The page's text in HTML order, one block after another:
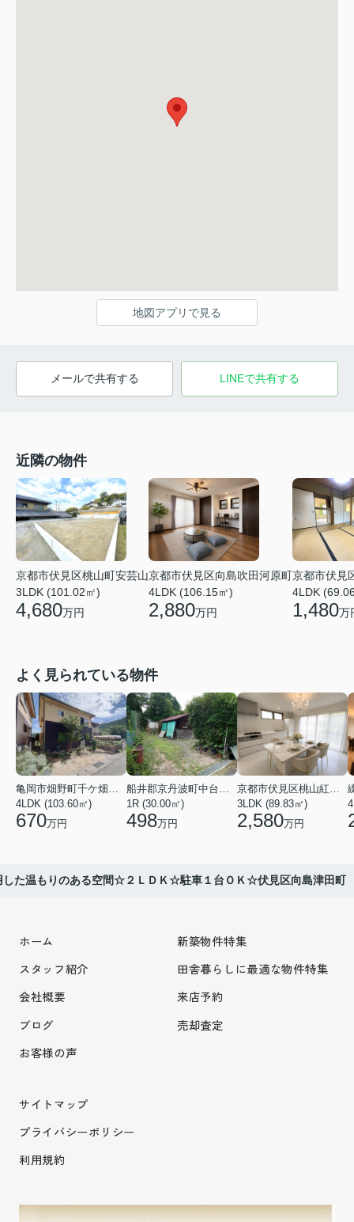
地図アプリで見る
メールで共有する LINEで共有する
近隣の物件
京都市伏見区桃山町安芸山
3LDK (101.02㎡)
4,680万円
京都市伏見区向島吹田河原町
4LDK (106.15㎡)
2,880万円
京都市伏見
4LDK
1,480万
よく見られている物件
4LDK (103.60㎡)
670万円
1R (30.00㎡)
498万円
3LDK (89.83㎡)
2,580万円
した温もりのある空間☆２ＬＤＫ☆駐車１台ＯＫ☆伏見区向島津田町
ホーム
スタッフ紹介
会社概要
ブログ
お客様の声
新築物件特集
田舎暮らしに最適な物件特集
来店予約
売却査定
サイトマップ
プライバシーポリシー
利用規約